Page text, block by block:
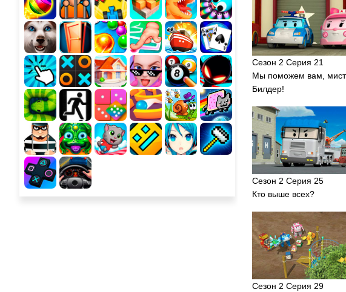
Сезон 2 Серия 21
Мы поможем вам,
Билдер!
Сезон 2 Серия 25
Кто выше всех?
Сезон 2 Серия 29